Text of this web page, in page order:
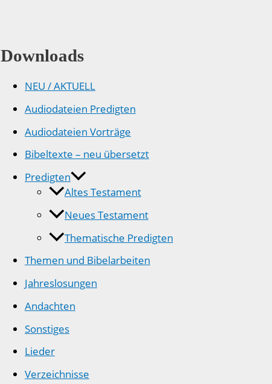
Downloads
NEU / AKTUELL
Audiodateien Predigten
Audiodateien Vorträge
Bibeltexte – neu übersetzt
Predigten
Altes Testament
Neues Testament
Thematische Predigten
Themen und Bibelarbeiten
Jahreslosungen
Andachten
Sonstiges
Lieder
Verzeichnisse